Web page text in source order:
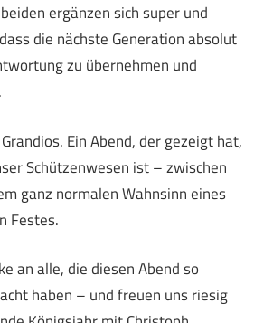
ergänzen sich super und
die nächste Generation absolut
zu übernehmen und
Ein Abend, der gezeigt hat,
Schützenwesen ist – zwischen
ganz normalen Wahnsinn eines
Festes.
an alle, die diesen Abend so
haben – und freuen uns riesig